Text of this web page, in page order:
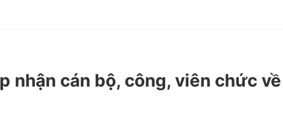
nhận cán bộ, công, viên chức về